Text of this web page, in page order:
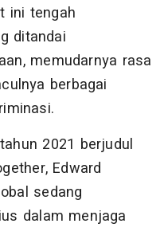
ini tengah
ditandai
memudarnya rasa
berbagai
2021 berjudul
Edward
sedang
dalam menjaga